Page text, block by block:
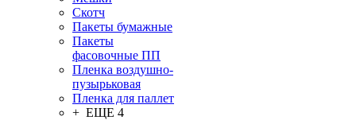
Скотч
Пакеты бумажные
Пакеты
фасовочные ПП
Пленка воздушно-
пузырьковая
Пленка для паллет
+ ЕЩЕ 4